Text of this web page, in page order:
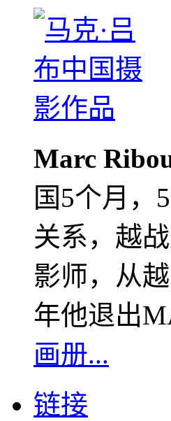
Marc
国5个月，
关系，越
影师，从
年他退出
画册...
链接